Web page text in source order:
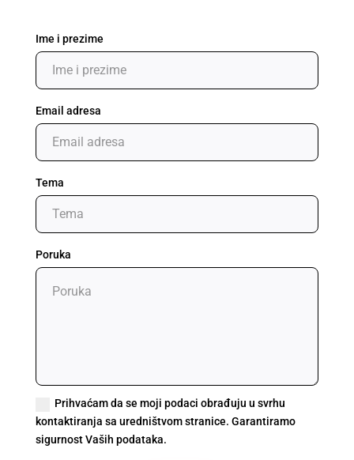
Ime i prezime
Email adresa
Tema
Poruka
Prihvaćam da se moji podaci obrađuju u svrhu
kontaktiranja sa uredništvom stranice. Garantiramo
sigurnost Vaših podataka.